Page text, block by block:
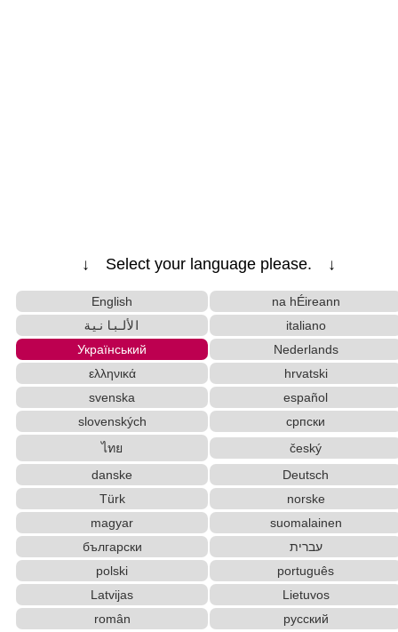
↓ Select your language please. ↓
English
na hÉireann
الألبانية
italiano
Український
Nederlands
ελληνικά
hrvatski
svenska
español
slovenských
српски
ไทย
český
danske
Deutsch
Türk
norske
magyar
suomalainen
български
עברית
polski
português
Latvijas
Lietuvos
român
русский